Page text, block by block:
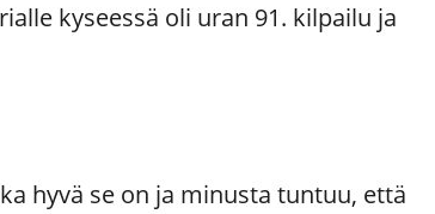
kyseessä oli uran 91. kilpailu ja
hyvä se on ja minusta tuntuu, että